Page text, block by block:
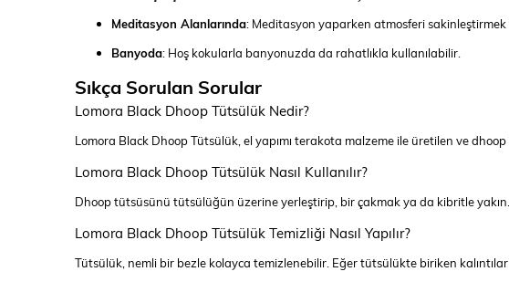
Meditasyon Alanlarında: Meditasyon yaparken atmosferi
Banyoda: Hoş kokularla banyonuzda da rahatlıkla kullanılabilir.
Sıkça Sorulan Sorular
Lomora Black Dhoop Tütsülük Nedir?
Lomora Black Dhoop Tütsülük, el yapımı terakota malzeme ile üretilen ve
Lomora Black Dhoop Tütsülük Nasıl Kullanılır?
Dhoop tütsüsünü tütsülüğün üzerine yerleştirip, bir çakmak ya da kibritle
Lomora Black Dhoop Tütsülük Temizliği Nasıl Yapılır?
Tütsülük, nemli bir bezle kolayca temizlenebilir. Eğer tütsülükte biriken